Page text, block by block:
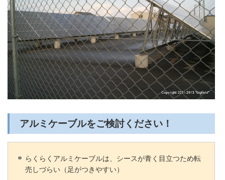
アルミケーブルをご検討ください！
らくらくアルミケーブルは、シースが青く目立つため転
売しづらい（足がつきやすい）